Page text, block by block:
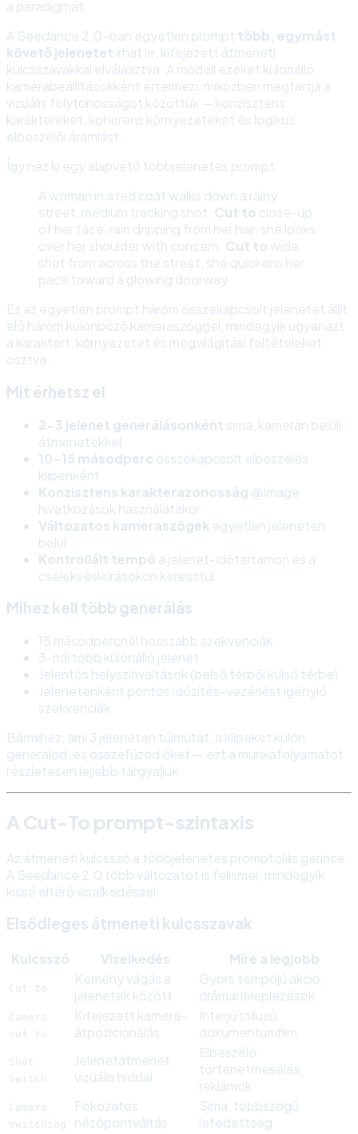
a paradigmát.
A Seedance 2.0-ban egyetlen prompt több, egymást
követő jelenetet írhat le, kifejezett átmeneti
kulcsszavakkal elválasztva. A modell ezeket különálló
kamerabeállításokként értelmezi, miközben megtartja a
vizuális folytonosságot közöttük — konzisztens
karaktereket, koherens környezeteket és logikus
elbeszélői áramlást.
Így néz ki egy alapvető többjelenetes prompt:
A woman in a red coat walks down a rainy
street, medium tracking shot. Cut to close-up
of her face, rain dripping from her hair, she looks
over her shoulder with concern. Cut to wide
shot from across the street, she quickens her
pace toward a glowing doorway.
Ez az egyetlen prompt három összekapcsolt jelenetet állít
elő három különböző kameraszöggel, mindegyik ugyanazt
a karaktert, környezetet és megvilágítási feltételeket
osztva.
Mit érhetsz el
2-3 jelenet generálásonként sima, kamerán belüli
átmenetekkel
10-15 másodperc összekapcsolt elbeszélés
klipenként
Konzisztens karakterazonosság @Image
hivatkozások használatakor
Változatos kameraszögek egyetlen jeleneten
belül
Kontrollált tempó a jelenet-időtartamon és a
cselekvésleírásokon keresztül
Mihez kell több generálás
15 másodpercnél hosszabb szekvenciák
3-nál több különálló jelenet
Jelentős helyszínváltások (belső térből külső térbe)
Jelenetenként pontos időzítés-vezérlést igénylő
szekvenciák
Bármihez, ami 3 jeleneten túlmutat, a klipeket külön
generálod, és összefűzöd őket — ezt a munkafolyamatot
részletesen lejjebb tárgyaljuk.
A Cut-To prompt-szintaxis
Az átmeneti kulcsszó a többjelenetes promptolás gerince.
A Seedance 2.0 több változatot is felismer, mindegyik
kissé eltérő viselkedéssel.
Elsődleges átmeneti kulcsszavak
Kulcsszó Viselkedés Mire a legjobb
Cut to
Kemény vágás a
jelenetek között
Gyors tempójú akció,
drámai leleplezések
Camera
cut to
Kifejezett kamera-
átpozicionálás
Interjú stílusú,
dokumentumfilm
Shot
Switch
Jelenetátmenet
vizuális híddal
Elbeszélő
történetmesélés,
reklámok
Camera
switching
Fokozatos
nézőpontváltás
Sima, többszögű
lefedettség